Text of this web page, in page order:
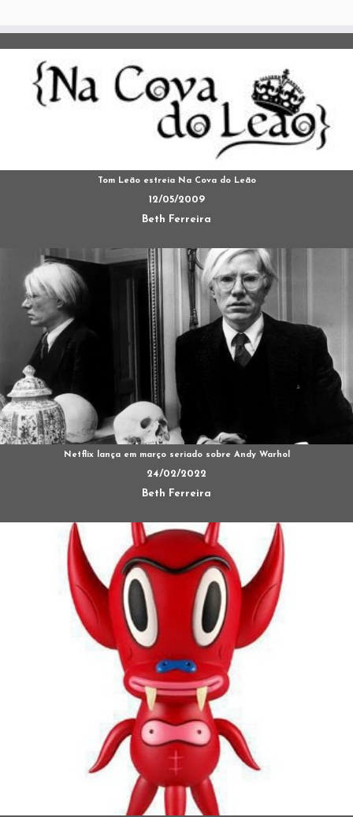
Tom Leão estreia Na Cova do Leão
12/05/2009
Beth Ferreira
Netflix lança em março seriado sobre Andy Warhol
24/02/2022
Beth Ferreira